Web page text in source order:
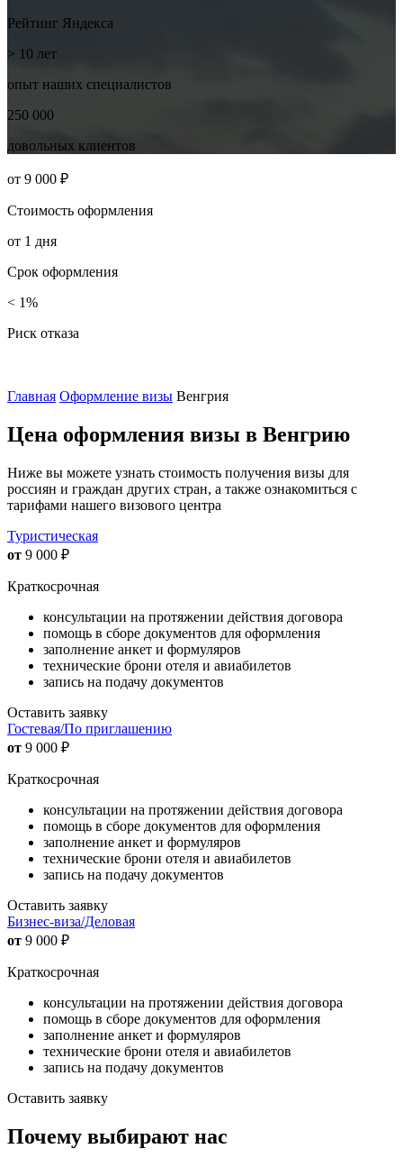
Рейтинг Яндекса
> 10 лет
опыт наших специалистов
250 000
довольных клиентов
от 9 000 ₽
Стоимость оформления
от 1 дня
Срок оформления
< 1%
Риск отказа
Главная Оформление визы Венгрия
Цена оформления визы в Венгрию
Ниже вы можете узнать стоимость получения визы для
россиян и граждан других стран, а также ознакомиться с
тарифами нашего визового центра
Туристическая
от 9 000 ₽
Краткосрочная
консультации на протяжении действия договора
помощь в сборе документов для оформления
заполнение анкет и формуляров
технические брони отеля и авиабилетов
запись на подачу документов
Оставить заявку
Гостевая/По приглашению
от 9 000 ₽
Краткосрочная
консультации на протяжении действия договора
помощь в сборе документов для оформления
заполнение анкет и формуляров
технические брони отеля и авиабилетов
запись на подачу документов
Оставить заявку
Бизнес-виза/Деловая
от 9 000 ₽
Краткосрочная
консультации на протяжении действия договора
помощь в сборе документов для оформления
заполнение анкет и формуляров
технические брони отеля и авиабилетов
запись на подачу документов
Оставить заявку
Почему выбирают нас